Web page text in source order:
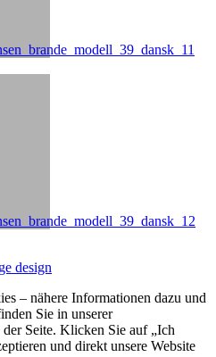
design
– nähere Informationen dazu und
Sie in unserer
Seite. Klicken Sie auf „Ich
und direkt unsere Website